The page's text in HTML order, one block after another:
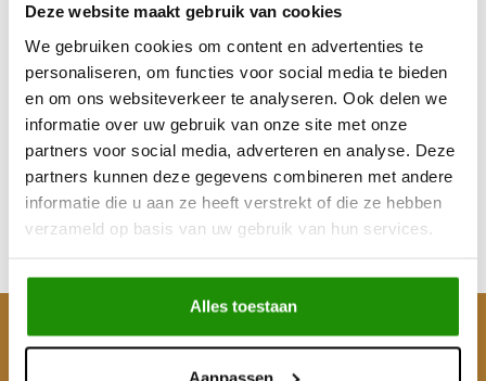
Deze website maakt gebruik van cookies
We gebruiken cookies om content en advertenties te
personaliseren, om functies voor social media te bieden
en om ons websiteverkeer te analyseren. Ook delen we
informatie over uw gebruik van onze site met onze
partners voor social media, adverteren en analyse. Deze
partners kunnen deze gegevens combineren met andere
informatie die u aan ze heeft verstrekt of die ze hebben
verzameld op basis van uw gebruik van hun services.
Alles toestaan
Aanpassen
Snorkel Land Rover
Discovery 3 en 4
€139,67
Excl. btw
€169,00
Klantenservice